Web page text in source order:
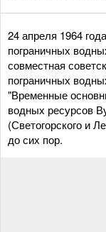
24 апреля 1964
пограничных
совместная
пограничных
"Временные
водных ресурсов
(Светогорского и
до сих пор.